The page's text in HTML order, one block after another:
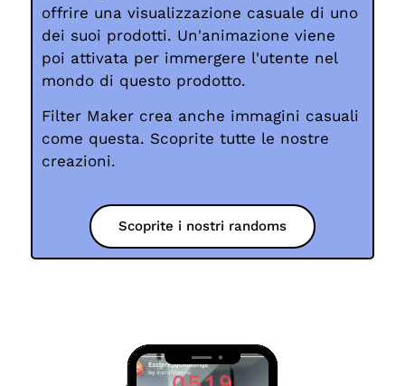
offrire una visualizzazione casuale di uno
dei suoi prodotti. Un'animazione viene
poi attivata per immergere l'utente nel
mondo di questo prodotto.
Filter Maker crea anche immagini casuali
come questa. Scoprite tutte le nostre
creazioni.
Scoprite i nostri randoms